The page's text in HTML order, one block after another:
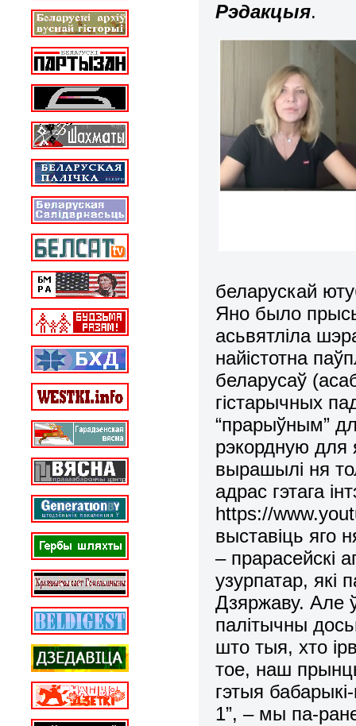
Рэдакцыя.
беларускай
Яно было
асьвятліла
найістотна
беларусаў
гістарычных
“прарыўным”
рэкордную для
вырашылі ня
адрас гэтага
https://
выставіць яго
– прарасейскі
узурпатар, які
Дзяржаву. Але
палітычны
што тыя, хто
тое, наш
гэтыя
1”, – мы па-